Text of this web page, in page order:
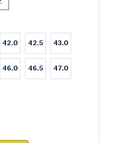
42.0 42.5 43.0
46.0 46.5 47.0